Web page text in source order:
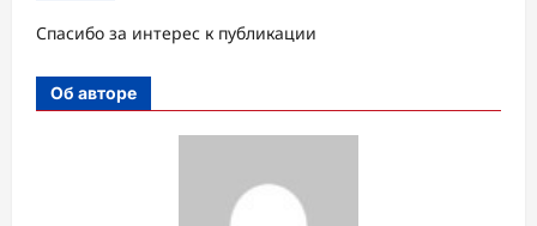
Спасибо за интерес к публикации
Об авторе